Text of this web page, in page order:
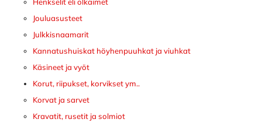
Henkselit eli olkaimet
Jouluasusteet
Julkkisnaamarit
Kannatushuiskat höyhenpuuhkat ja viuhkat
Käsineet ja vyöt
Korut, riipukset, korvikset ym..
Korvat ja sarvet
Kravatit, rusetit ja solmiot